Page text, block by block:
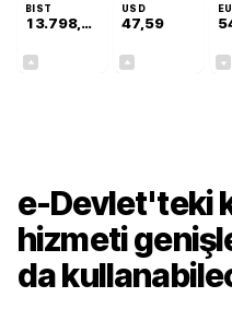
BIST
13.798,82
USD
47,59
e-Devlet'teki
hizmeti
da